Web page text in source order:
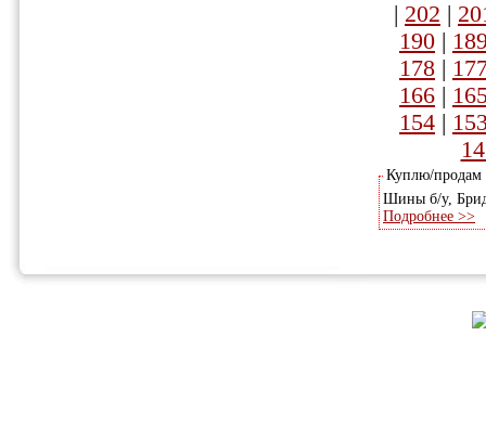
| 202 |
190 |
178 |
166 |
154 |
Куплю/
Шины б/у,
Подробнее >>